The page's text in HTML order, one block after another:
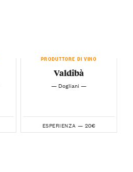
PRODUTTORE DI VINO
Valdibà
— Dogliani —
ESPERIENZA — 20€